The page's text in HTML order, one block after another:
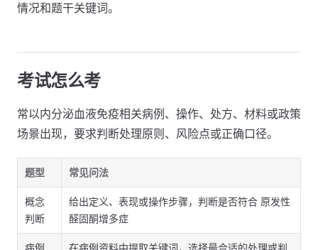
情况和题干关键词。
考试怎么考
常以内分泌血液免疫相关病例、操作、处方、材料或政策
场景出现，要求判断处理原则、风险点或正确口径。
题型 常见问法
概念
判断
给出定义、表现或操作步骤，判断是否符合 原发性
醛固酮增多症
病例
在病例资料中提取关键词，选择最合适的处理或判